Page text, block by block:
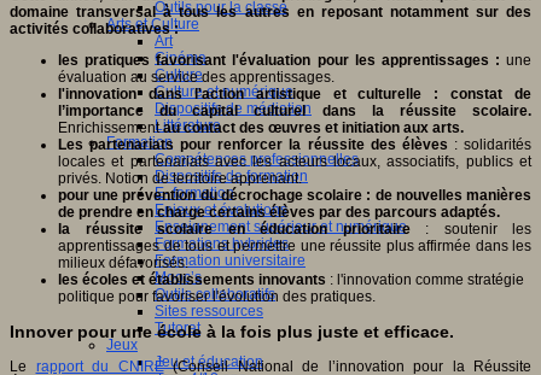
Outils pour la classe
Arts et Culture
Art
Cinéma
Culture
Culture et numérique
Dispositifs de médiation
Littérature
Formation
Compétences professionnelles
Dispositifs de formation
E- formation
Enjeux et évolutions
Enseignement supérieur et numérique
Formations hybrides
Formation universitaire
Mooc’s
Outils collaboratifs
Sites ressources
Tutorat
Jeux
Jeu et éducation
domaine transversal à tous les autres en reposant notamment sur des
activités collaboratives :
les pratiques favorisant l'évaluation pour les apprentissages : une
évaluation au service des apprentissages.
l'innovation dans l'action artistique et culturelle : constat de
l’importance du capital culturel dans la réussite scolaire.
Enrichissementau contact des œuvres et initiation aux arts.
Les partenariats pour renforcer la réussite des élèves : solidarités
locales et partenariats avec les acteurs locaux, associatifs, publics et
privés. Notion de territoire apprenant.
pour une prévention du décrochage scolaire : de nouvelles manières
de prendre en charge certains élèves par des parcours adaptés.
la réussite scolaire en éducation prioritaire
: soutenir les
apprentissages de tous et permettre une réussite plus affirmée dans les
milieux défavorisés.
les écoles et établissements innovants : l'innovation comme stratégie
politique pour favoriser l'évolution des pratiques.
Innover pour une école à la fois plus juste et efficace.
Le rapport du CNIRÉ(Conseil National de l’innovation pour la Réussite